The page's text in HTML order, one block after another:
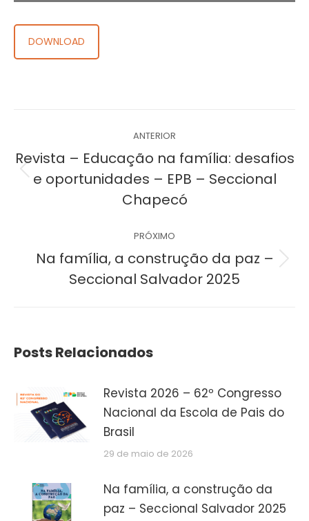
DOWNLOAD
de
post:
ANTERIOR
Post
anterior:
Revista – Educação na família: desafios
e oportunidades – EPB – Seccional
Chapecó
PRÓXIMO
Próximo
post:
Na família, a construção da paz –
Seccional Salvador 2025
Posts Relacionados
Revista 2026 – 62º Congresso
Nacional da Escola de Pais do
Brasil
29 de maio de 2026
Na família, a construção da
paz – Seccional Salvador 2025